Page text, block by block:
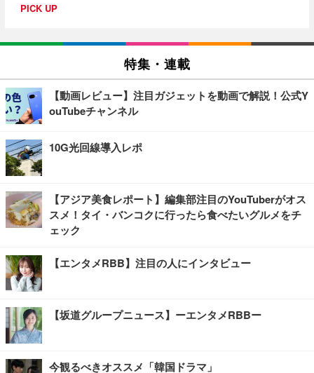
PICK UP
特集・連載
【動画レビュー】注目ガジェットを動画で解説！公式Y
ouTubeチャンネル
10G光回線導入レポ
【アジア美食レポート】編集部注目のYouTuberがオス
スメ！タイ・バンコクに行ったら食べたいグルメをチ
ェック
【エンタメRBB】注目の人にインタビュー
【坂道グループニュース】ーエンタメRBBー
今観るべきオススメ「韓国ドラマ」